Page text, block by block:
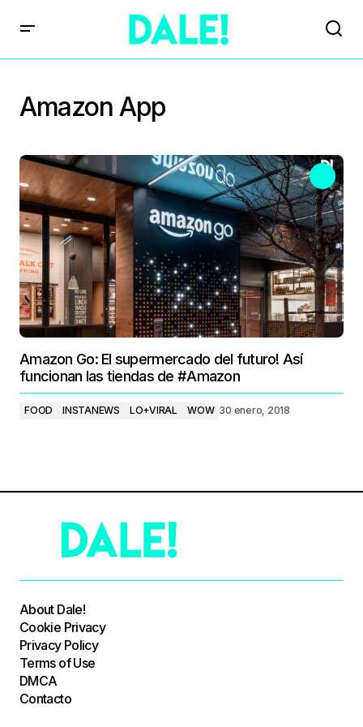
Amazon App
Amazon Go: El supermercado del futuro! Así
funcionan las tiendas de #Amazon
FOOD INSTANEWS LO+VIRAL WOW 30 enero, 2018
About Dale!
Cookie Privacy
Privacy Policy
Terms of Use
DMCA
Contacto